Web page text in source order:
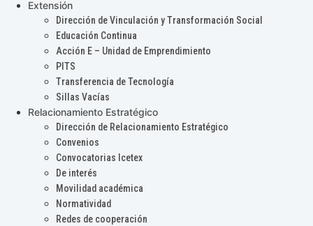
Extensión
Dirección de Vinculación y Transformación Social
Educación Continua
Acción E – Unidad de Emprendimiento
PITS
Transferencia de Tecnología
Sillas Vacías
Relacionamiento Estratégico
Dirección de Relacionamiento Estratégico
Convenios
Convocatorias Icetex
De interés
Movilidad académica
Normatividad
Redes de cooperación